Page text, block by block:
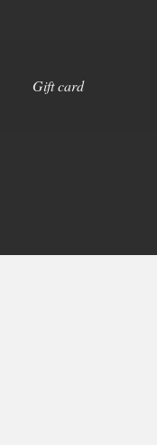
Gift card